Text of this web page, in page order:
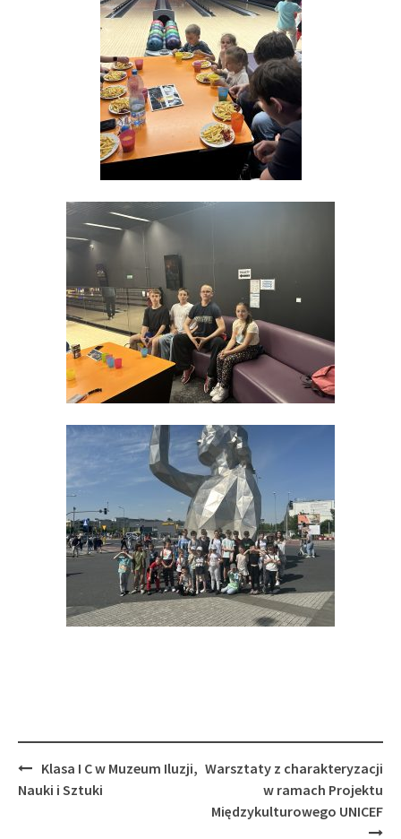
Post
navigation
Klasa I C w Muzeum Iluzji,
Nauki i Sztuki
Warsztaty z charakteryzacji
w ramach Projektu
Międzykulturowego UNICEF